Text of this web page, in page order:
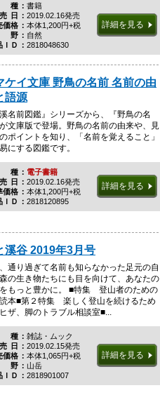
種書籍
日 2019.02.16発売
価格
本体1,200円+税
野自然
ＩＤ
2818048630
詳細を見る
ケイ文庫 野鳥の名前 名前の由
語源
溪名前図鑑』シリーズから、『野鳥の名
文庫版で登場。野鳥の名前の由来や、見
ポイントを知り、「名前を覚えること」
にする図鑑です。
種電子書籍
日 2019.02.16発売
価格
本体1,200円+税
ＩＤ
2818120895
詳細を見る
溪谷 2019年3月号
通り過ぎて名前も知らなかった足元の自
の生き物たちにも目を向けて、あなたの
もっと豊かに。 ■特集 登山者のための
本■第２特集 楽しく登山を続けるため
ザ、脚のトラブル相談室■...
種雑誌・ムック
日 2019.02.15発売
価格
本体1,065円+税
野山岳
ＩＤ
2818901007
詳細を見る